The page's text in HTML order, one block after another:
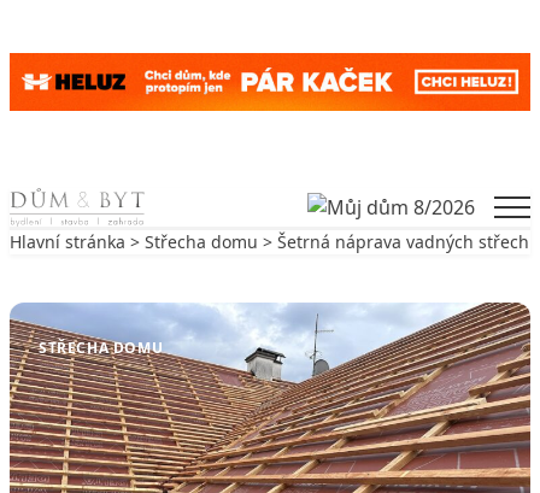
Skip to content
Hlavní stránka > Střecha domu > Šetrná náprava vadných střech
STŘECHA DOMU